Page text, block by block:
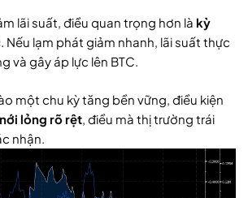
lãi suất, điều quan trọng hơn là kỳ
. Nếu lạm phát giảm nhanh, lãi suất thực
và gây áp lực lên BTC.
một chu kỳ tăng bền vững, điều kiện
nới lỏng rõ rệt, điều mà thị trường trái
nhận.